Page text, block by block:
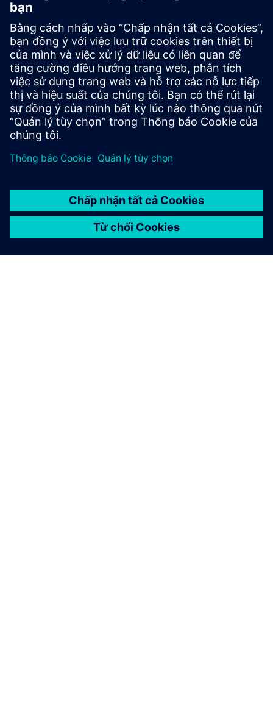
+ bề mặt, trọng lượng
Đặc điểm kỹ thuật sản phẩm, ví dụ: ranh giới tham số quy
trình được phép
Lập bản đồ giữa mỗi nguồn dữ liệu nêu trên
Kết nối: lưu lượng truy cập ra ngoài được mã hóa đến phần
phụ trợ đám mây thông qua HTTPS
Thiết bị Siemens Industrial Edge được cài đặt trong mạng
máy với ứng dụng plus10